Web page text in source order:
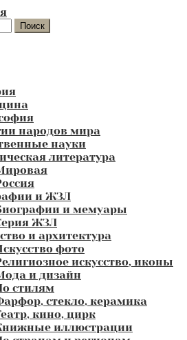
Поиск
народов мира
науки
литература
и ЖЗЛ
и мемуары
ЖЗЛ
и архитектура
фото
искусство, иконы
и дизайн
стилям
стекло, керамика
кино, цирк
иллюстрации